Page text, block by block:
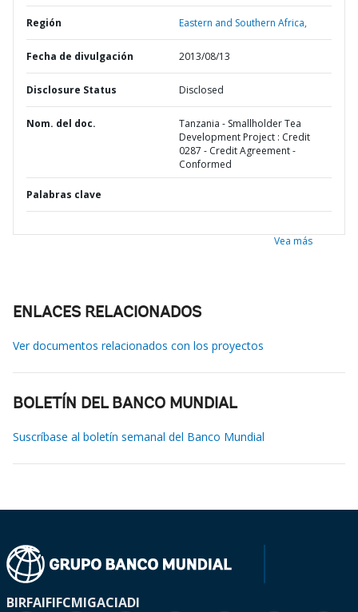
Región Eastern and Southern Africa,
Fecha de divulgación 2013/08/13
Disclosure Status Disclosed
Nom. del doc.
Tanzania - Smallholder Tea
Development Project : Credit
0287 - Credit Agreement -
Conformed
Palabras clave
Vea más
ENLACES RELACIONADOS
Ver documentos relacionados con los proyectos
BOLETÍN DEL BANCO MUNDIAL
Suscríbase al boletín semanal del Banco Mundial
BIRFAIFIFCMIGACIADI